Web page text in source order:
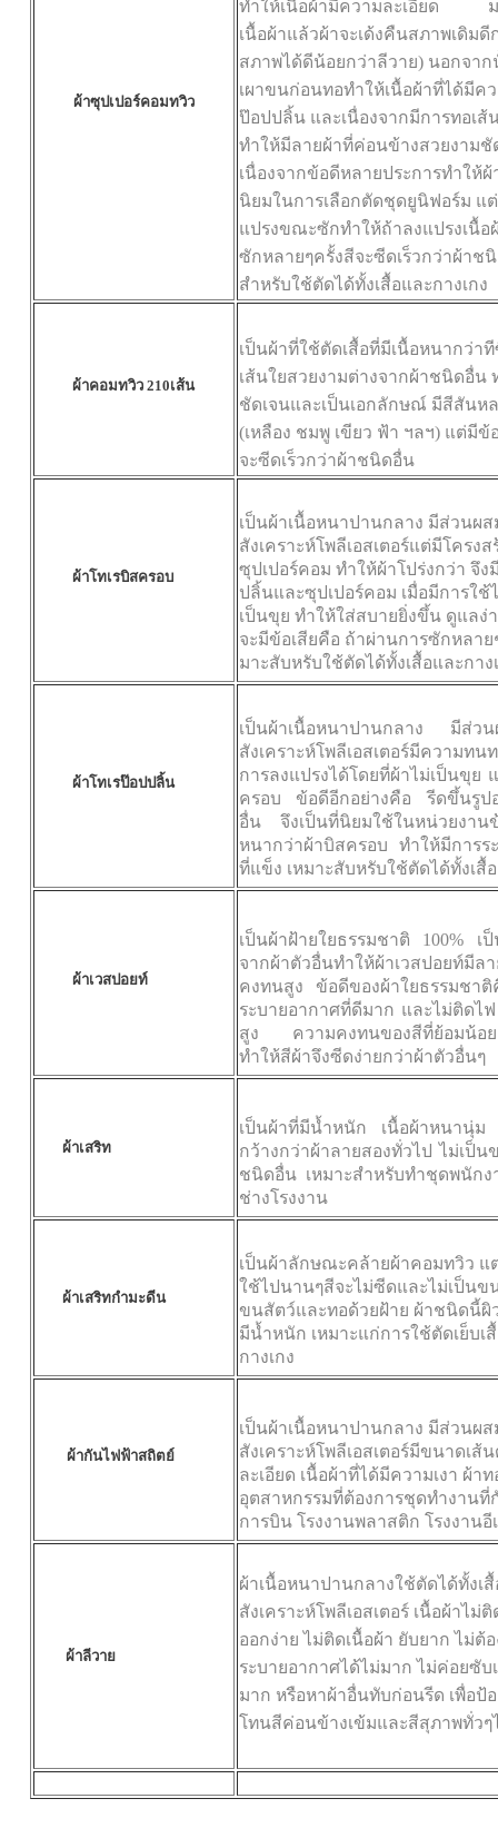
ผ้าซุปเปอร์คอมทวิว
ทำให้เนื้อผ้ามีความละเอียด ม
เนื้อผ้าแล้วผ้าจะเด้งคืนสภาพเดิ
สภาพได้ดีน้อยกว่าลีวาย) นอกจา
เผาขนก่อนทอทำให้เนื้อผ้าที่ได้มีค
ป๊อปปลิ้น และเนื่องจากมีการทอเ
ทำให้มีลายผ้าที่ค่อนข้างสวยงาม
เนื่องจากข้อดีหลายประการทำให้
นิยมในการเลือกตัดชุดยูนิฟอร์ม แ
แปรงขณะซักทำให้ถ้าลงแปรงเนื้อ
ซักหลายๆครั้งสีจะซีดเร็วกว่าผ้าช
สำหรับใช้ตัดได้ทั้งเสื้อและกางเกง
ผ้าคอมทวิว 210เส้น
เป็นผ้าที่ใช้ตัดเสื้อที่มีเนื้อหนากว่
เส้นใยสวยงามต่างจากผ้าชนิดอื่น
ชัดเจนและเป็นเอกลักษณ์ มีสีสัน
(เหลือง ชมพู เขียว ฟ้า ฯลฯ) แต่มี
จะซีดเร็วกว่าผ้าชนิดอื่น
ผ้าโทเรบิสครอบ
เป็นผ้าเนื้อหนาปานกลาง มีส่วนผ
สังเคราะห์โพลีเอสเตอร์แต่มีโคร
ซุปเปอร์คอม ทำให้ผ้าโปร่งกว่า จึ
ปลิ้นและซุปเปอร์คอม เมื่อมีการใช้
เป็นขุย ทำให้ใส่สบายยิ่งขึ้น ดูแลง่
จะมีข้อเสียคือ ถ้าผ่านการซักหลา
มาะสับหรับใช้ตัดได้ทั้งเสื้อและกาง
ผ้าโทเรป๊อปปลิ้น
เป็นผ้าเนื้อหนาปานกลาง มีส่วน
สังเคราะห์โพลีเอสเตอร์มีความ
การลงแปรงได้โดยที่ผ้าไม่เป็นขุย
ครอบ ข้อดีอีกอย่างคือ รีดขึ้นรูปอ
อื่น จึงเป็นที่นิยมใช้ในหน่วยงาน
หนากว่าผ้าบิสครอบ ทำให้มีการร
ที่แข็ง เหมาะสับหรับใช้ตัดได้ทั้งเสื้
ผ้าเวสปอยท์
เป็นผ้าฝ้ายใยธรรมชาติ 100% เ
จากผ้าตัวอื่นทำให้ผ้าเวสปอยท์มี
คงทนสูง ข้อดีของผ้าใยธรรมชา
ระบายอากาศที่ดีมาก และไม่ติดไ
สูง ความคงทนของสีที่ย้อมน้อย
ทำให้สีผ้าจึงซีดง่ายกว่าผ้าตัวอื่นๆ
ผ้าเสริท
เป็นผ้าที่มีน้ำหนัก เนื้อผ้าหนานุ่
กว้างกว่าผ้าลายสองทั่วไป ไม่เป็
ชนิดอื่น เหมาะสำหรับทำชุดพนัก
ช่างโรงงาน
ผ้าเสริทกำมะดีน
เป็นผ้าลักษณะคล้ายผ้าคอมทวิว
ใช้ไปนานๆสีจะไม่ซีดและไม่เป็นข
ขนสัตว์และทอด้วยฝ้าย ผ้าชนิดนี้ผิ
มีน้ำหนัก เหมาะแก่การใช้ตัดเย็บเ
กางเกง
ผ้ากันไฟฟ้าสถิตย์
เป็นผ้าเนื้อหนาปานกลาง มีส่วนผ
สังเคราะห์โพลีเอสเตอร์มีขนาดเส้
ละเอียด เนื้อผ้าที่ได้มีความเงา ผ้าท
อุตสาหกรรมที่ต้องการชุดทำงาน
การบิน โรงงานพลาสติก โรงงาน
ผ้าลีวาย
ผ้าเนื้อหนาปานกลางใช้ตัดได้ทั้งเ
สังเคราะห์โพลีเอสเตอร์ เนื้อผ้าไ
ออกง่าย ไม่ติดเนื้อผ้า ยับยาก ไม่ต้
ระบายอากาศได้ไม่มาก ไม่ค่อยซั
มาก หรือหาผ้าอื่นทับก่อนรีด เพื่อป้
โทนสีค่อนข้างเข้มและสีสุภาพทั่วๆ